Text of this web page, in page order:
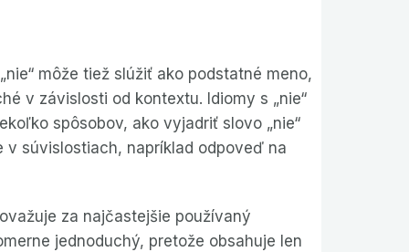
môže tiež slúžiť ako podstatné meno,
v závislosti od kontextu. Idiomy s „nie“
spôsobov, ako vyjadriť slovo „nie“
v súvislostiach, napríklad odpoveď na
za najčastejšie používaný
jednoduchý, pretože obsahuje len